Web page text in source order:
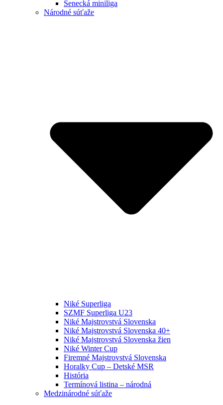
Senecká miniliga
Národné súťaže
Niké Superliga
SZMF Superliga U23
Niké Majstrovstvá Slovenska
Niké Majstrovstvá Slovenska 40+
Niké Majstrovstvá Slovenska žien
Niké Winter Cup
Firemné Majstrovstvá Slovenska
Horalky Cup – Detské MSR
História
Termínová listina – národná
Medzinárodné súťaže